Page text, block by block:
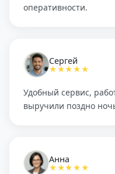
оперативности.
Сергей
★★★★★
Удобный сервис,
выручили поздно
Анна
★★★★★